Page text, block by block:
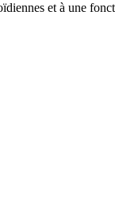
et à une